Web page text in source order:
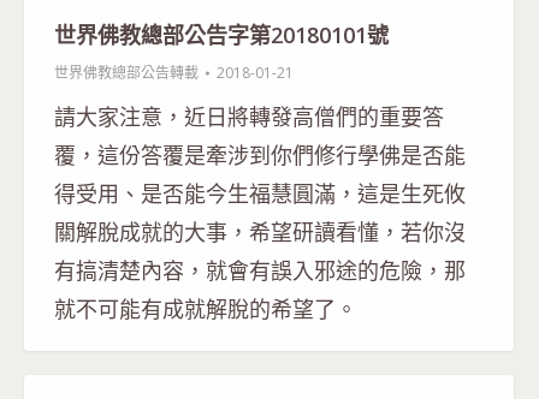
世界佛教總部公告字第20180101號
世界佛教總部公告轉載 2018-01-21
請大家注意，近日將轉發高僧們的重要答
覆，這份答覆是牽涉到你們修行學佛是否能
得受用、是否能今生福慧圓滿，這是生死攸
關解脫成就的大事，希望研讀看懂，若你沒
有搞清楚內容，就會有誤入邪途的危險，那
就不可能有成就解脫的希望了。